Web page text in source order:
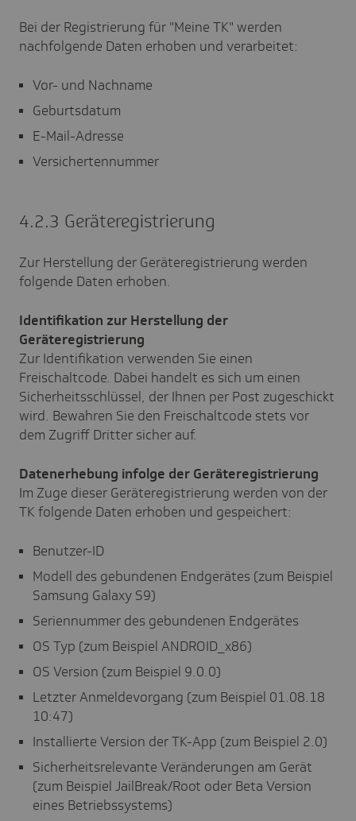
Bei der Registrierung für "Meine TK" werden
nachfolgende Daten erhoben und verarbeitet:
Vor- und Nachname
Geburtsdatum
E-Mail-Adresse
Versichertennummer
4.2.3 Geräteregistrierung
Zur Herstellung der Geräteregistrierung werden
folgende Daten erhoben.
Identifikation zur Herstellung der
Geräteregistrierung
Zur Identifikation verwenden Sie einen
Freischaltcode. Dabei handelt es sich um einen
Sicherheitsschlüssel, der Ihnen per Post zugeschickt
wird. Bewahren Sie den Freischaltcode stets vor
dem Zugriff Dritter sicher auf.
Datenerhebung infolge der Geräteregistrierung
Im Zuge dieser Geräteregistrierung werden von der
TK folgende Daten erhoben und gespeichert:
Benutzer-ID
Modell des gebundenen Endgerätes (zum Beispiel
Samsung Galaxy S9)
Seriennummer des gebundenen Endgerätes
OS Typ (zum Beispiel ANDROID_x86)
OS Version (zum Beispiel 9.0.0)
Letzter Anmeldevorgang (zum Beispiel 01.08.18
10:47)
Installierte Version der TK-App (zum Beispiel 2.0)
Sicherheitsrelevante Veränderungen am Gerät
(zum Beispiel JailBreak/Root oder Beta Version
eines Betriebssystems)